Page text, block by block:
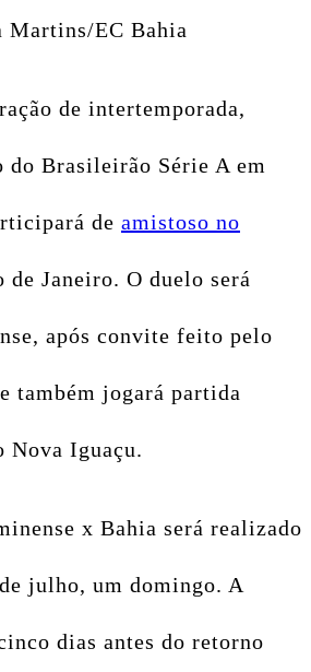
EC Bahia
de intertemporada,
do Brasileirão Série A em
de amistoso no
de Janeiro. O duelo será
após convite feito pelo
também jogará partida
Nova Iguaçu.
x Bahia será realizado
julho, um domingo. A
dias antes do retorno